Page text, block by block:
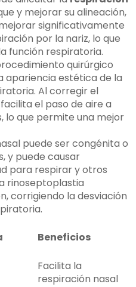
y mejorar su alineación,
significativamente
por la nariz, lo que
función respiratoria.
quirúrgico
apariencia estética de la
Al corregir el
el paso de aire a
lo que permite una mejor
puede ser congénita o
y puede causar
para respirar y otros
rinoseptoplastia
corrigiendo la desviación
Beneficios
Facilita la
respiración nasal